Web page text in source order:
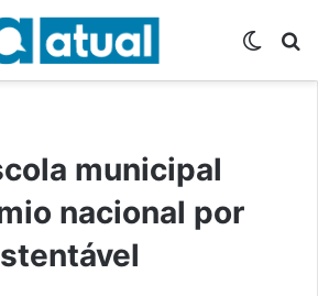
municipal
nacional por